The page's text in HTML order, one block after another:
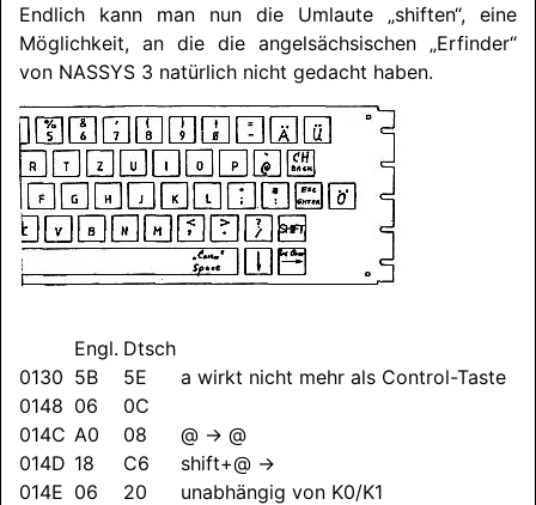
Endlich kann man nun die Umlaute „shiften“, eine
Möglichkeit, an die die angelsächsischen „Erfinder“
von NASSYS 3 natürlich nicht gedacht haben.
Engl. Dtsch
0130 5B 5E
a wirkt nicht mehr als Control-Taste
0148 06
0C
014C A0 08
@ → @
014D 18 C6
shift+@ →
014E 06 20
unabhängig von K0/K1